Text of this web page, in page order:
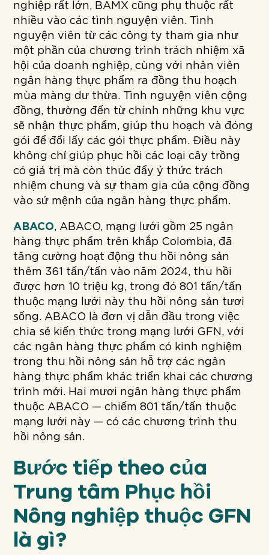
nghiệp rất lớn, BAMX cũng phụ thuộc rất
nhiều vào các tình nguyện viên. Tình
nguyện viên từ các công ty tham gia như
một phần của chương trình trách nhiệm xã
hội của doanh nghiệp, cùng với nhân viên
ngân hàng thực phẩm ra đồng thu hoạch
mùa màng dư thừa. Tình nguyện viên cộng
đồng, thường đến từ chính những khu vực
sẽ nhận thực phẩm, giúp thu hoạch và đóng
gói để đổi lấy các gói thực phẩm. Điều này
không chỉ giúp phục hồi các loại cây trồng
có giá trị mà còn thúc đẩy ý thức trách
nhiệm chung và sự tham gia của cộng đồng
vào sứ mệnh của ngân hàng thực phẩm.
ABACO, ABACO, mạng lưới gồm 25 ngân
hàng thực phẩm trên khắp Colombia, đã
tăng cường hoạt động thu hồi nông sản
thêm 361 tấn/tấn vào năm 2024, thu hồi
được hơn 10 triệu kg, trong đó 801 tấn/tấn
thuộc mạng lưới này thu hồi nông sản tươi
sống. ABACO là đơn vị dẫn đầu trong việc
chia sẻ kiến thức trong mạng lưới GFN, với
các ngân hàng thực phẩm có kinh nghiệm
trong thu hồi nông sản hỗ trợ các ngân
hàng thực phẩm khác triển khai các chương
trình mới. Hai mươi ngân hàng thực phẩm
thuộc ABACO — chiếm 801 tấn/tấn thuộc
mạng lưới này — có các chương trình thu
hồi nông sản.
Bước tiếp theo của
Trung tâm Phục hồi
Nông nghiệp thuộc GFN
là gì?